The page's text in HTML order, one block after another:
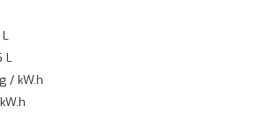
L
L
/ kW.h